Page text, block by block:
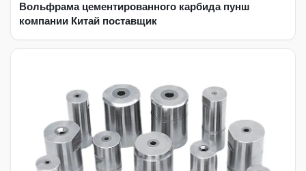
Вольфрама цементированного карбида пунш
компании Китай поставщик